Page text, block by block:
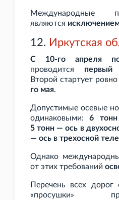
Международные
являются
12. Иркутская
С 10-го апреля
проводится первый
Второй стартует
го мая.
Допустимые осевые
одинаковыми:6
5 тонн — ось в
— ось в трехосной
Однако
от этих требований
Перечень всех дорог
«просушки»